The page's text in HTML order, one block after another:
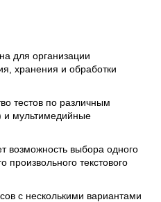
для организации
хранения и обработки
тестов по различным
и мультимедийные
возможность выбора одного
произвольного текстового
с несколькими вариантами